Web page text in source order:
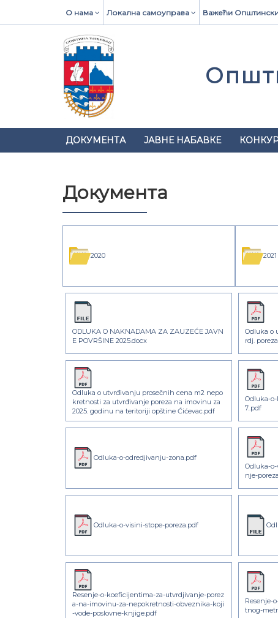
О нама Локална самоуправа Важећи
ДОКУМЕНТА ЈАВНЕ НАБАВКЕ
Документа
2020
2021
ODLUKA O NAKNADAMA ZA ZAUZEĆE JAVN
E POVRŠINE 2025.docx
Odluka o
rdj.
Odluka o utvrđivanju prosečnih cena m2 nepo
kretnosti za utvrđivanje poreza na imovinu za
2025. godinu na teritoriji opštine Ćićevac.pdf
Odluka-
7..pdf
Odluka-o-odredjivanju-zona.pdf
Odluka-
nje-
Odluka-o-visini-stope-poreza.pdf
Resenje-o-koeficijentima-za-utvrdjivanje-porez
a-na-imovinu-za-nepokretnosti-obveznika-koji
-vode-poslovne-knjige.pdf
Resenje-
tnog-